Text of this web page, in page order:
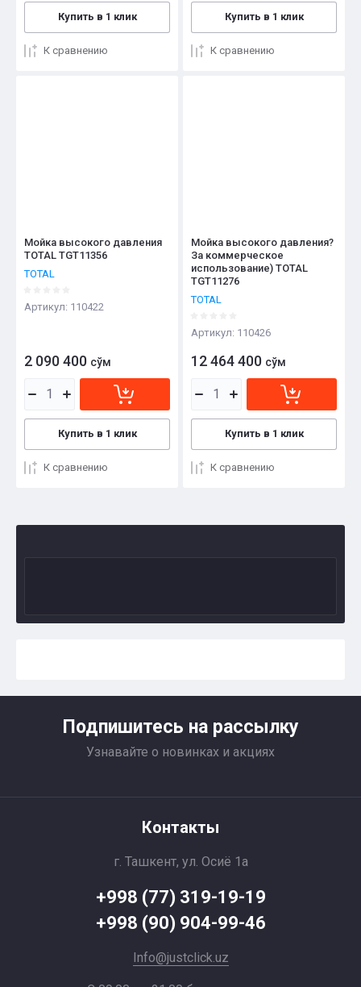
Купить в 1 клик
К сравнению
Купить в 1 клик
К сравнению
Мойка высокого давления
TOTAL TGT11356
TOTAL
Артикул: 110422
2 090 400 сўм
Купить в 1 клик
К сравнению
Мойка высокого давления?
За коммерческое
использование) TOTAL
TGT11276
TOTAL
Артикул: 110426
12 464 400 сўм
Купить в 1 клик
К сравнению
Подпишитесь на рассылку
Узнавайте о новинках и акциях
Контакты
г. Ташкент, ул. Осиё 1a
+998 (77) 319-19-19
+998 (90) 904-99-46
Info@justclick.uz